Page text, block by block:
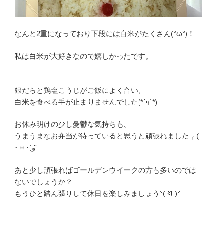
なんと2重になっており下段には白米がたくさん(°ω°)！
私は白米が大好きなので嬉しかったです。
銀だらと鶏塩こうじがご飯によく合い、
白米を食べる手が止まりませんでした(*´ч`*)
お休み明けの少し憂鬱な気持ちも、
うまうまなお弁当が待っていると思うと頑張れました╭(
･ㅂ･)و ̑̑
あと少し頑張ればゴールデンウイークの方も多いのでは
ないでしょうか？
もうひと踏ん張りして休日を楽しみましょうᐠ( ᐛ )ᐟ